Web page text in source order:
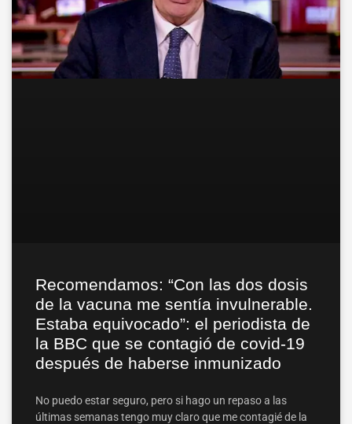
Recomendamos: “Con las dos dosis
de la vacuna me sentía invulnerable.
Estaba equivocado”: el periodista de
la BBC que se contagió de covid-19
después de haberse inmunizado
No puedo estar seguro, pero si hago un repaso a las
últimas semanas tengo muy claro que me contagié de la